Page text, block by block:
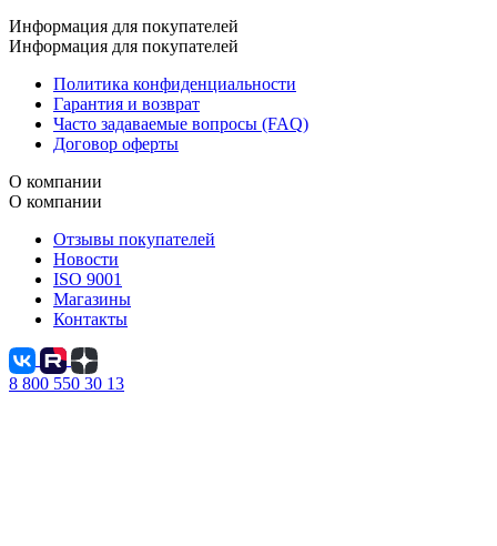
Информация для покупателей
Информация для покупателей
Политика конфиденциальности
Гарантия и возврат
Часто задаваемые вопросы (FAQ)
Договор оферты
О компании
О компании
Отзывы покупателей
Новости
ISO 9001
Магазины
Контакты
8 800 550 30 13